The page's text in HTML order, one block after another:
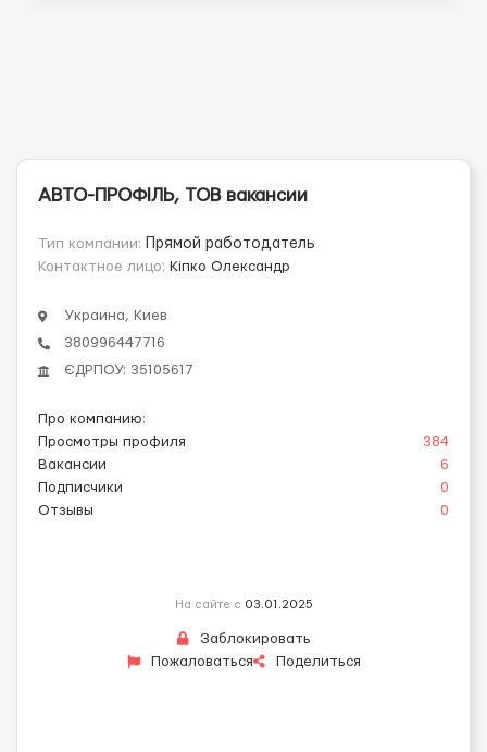
АВТО-ПРОФІЛЬ, ТОВ вакансии
Тип компании:
Прямой работодатель
Контактное лицо: Кіпко Олександр
Украина, Киев
380996447716
ЄДРПОУ: 35105617
Про компанию:
Просмотры профиля
384
Вакансии
6
Подписчики
0
Отзывы
0
На сайте с 03.01.2025
Заблокировать
Пожаловаться
Поделиться